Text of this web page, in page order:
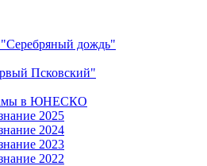
"Серебряный дождь"
Псковский"
в ЮНЕСКО
2025
2024
2023
2022